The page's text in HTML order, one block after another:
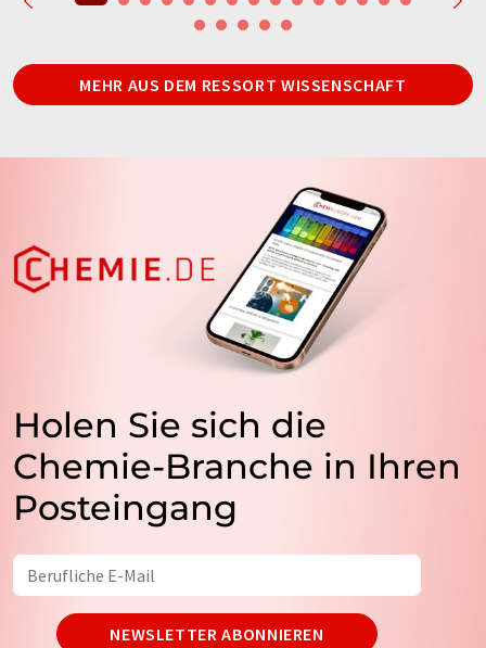
MEHR AUS DEM RESSORT WISSENSCHAFT
Holen Sie sich die
Chemie-Branche in Ihren
Posteingang
NEWSLETTER ABONNIEREN